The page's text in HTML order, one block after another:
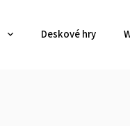
Deskové hry